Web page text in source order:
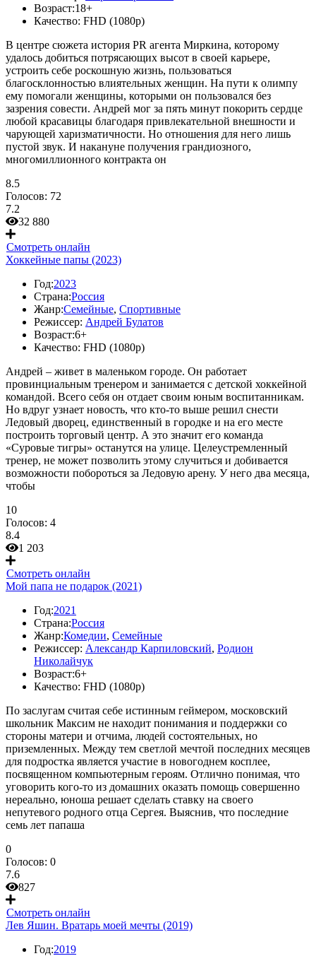
Возраст:18+
Качество: FHD (1080p)
В центре сюжета история PR агента Миркина, которому
удалось добиться потрясающих высот в своей карьере,
устроить себе роскошную жизнь, пользоваться
благосклонностью влиятельных женщин. На пути к олимпу
ему помогали женщины, которыми он пользовался без
зазрения совести. Андрей мог за пять минут покорить сердце
любой красавицы благодаря привлекательной внешности и
чарующей харизматичности. Но отношения для него лишь
пустой звук. И накануне получения грандиозного,
многомиллионного контракта он
8.5
Голосов: 72
7.2
32 880
Смотреть онлайн
Хоккейные папы (2023)
Год:2023
Страна:Россия
Жанр:Семейные, Спортивные
Режиссер: Андрей Булатов
Возраст:6+
Качество: FHD (1080p)
Андрей – живет в маленьком городе. Он работает
провинциальным тренером и занимается с детской хоккейной
командой. Всего себя он отдает своим юным воспитанникам.
Но вдруг узнает новость, что кто-то выше решил снести
Ледовый дворец, единственный в городке и на его месте
построить торговый центр. А это значит его команда
«Суровые тигры» останутся на улице. Целеустремленный
тренер, не может позволить этому случиться и добивается
возможности побороться за Ледовую арену. У него два месяца,
чтобы
10
Голосов: 4
8.4
1 203
Смотреть онлайн
Мой папа не подарок (2021)
Год:2021
Страна:Россия
Жанр:Комедии, Семейные
Режиссер: Александр Карпиловский, Родион
Николайчук
Возраст:6+
Качество: FHD (1080p)
По заслугам считая себе истинным геймером, московский
школьник Максим не находит понимания и поддержки со
стороны матери и отчима, людей состоятельных, но
приземленных. Между тем светлой мечтой последних месяцев
для подростка является участие в новогоднем косплее,
посвященном компьютерным героям. Отлично понимая, что
уговорить кого-то из домашних оказать помощь совершенно
нереально, юноша решает сделать ставку на своего
непутевого родного отца Сергея. Выяснив, что последние
семь лет папаша
0
Голосов: 0
7.6
827
Смотреть онлайн
Лев Яшин. Вратарь моей мечты (2019)
Год:2019